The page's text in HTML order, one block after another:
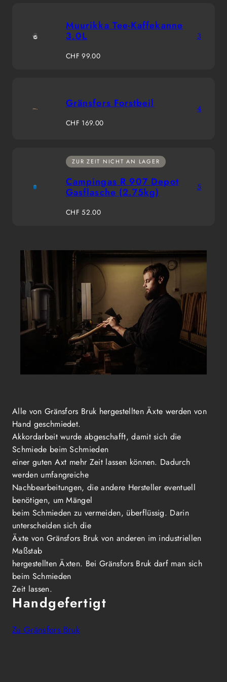
Muurikka Tee-Kaffekanne
3.0L
Regulärer
CHF 99.00
3
Gränsfors Forstbeil
Regulärer
CHF 169.00
4
ZUR ZEIT NICHT AN LAGER
Campingas R 907 Depot
Gasflasche (2.75kg)
Regulärer
CHF 52.00
5
Alle von Gränsfors Bruk hergestellten Äxte werden von
Hand geschmiedet.
Akkordarbeit wurde abgeschafft, damit sich die
Schmiede beim Schmieden
einer guten Axt mehr Zeit lassen können. Dadurch
werden umfangreiche
Nachbearbeitungen, die andere Hersteller eventuell
benötigen, um Mängel
beim Schmieden zu vermeiden, überflüssig. Darin
unterscheiden sich die
Äxte von Gränsfors Bruk von anderen im industriellen
Maßstab
hergestellten Äxten. Bei Gränsfors Bruk darf man sich
beim Schmieden
Zeit lassen.
Handgefertigt
Zu Gränsfors Bruk